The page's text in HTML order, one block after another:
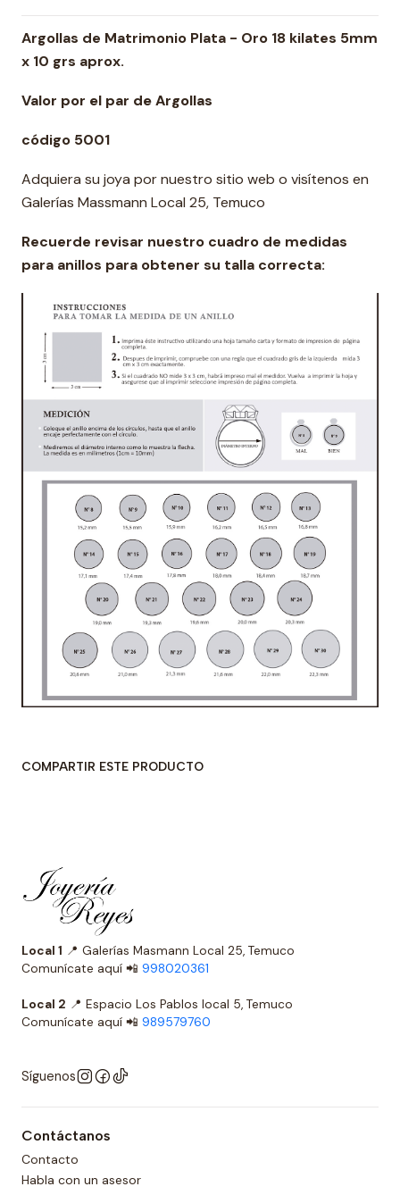
Argollas de Matrimonio Plata - Oro 18 kilates 5mm
x 10 grs aprox.
Valor por el par de Argollas
código 5001
Adquiera su joya por nuestro sitio web o visítenos en
Galerías Massmann Local 25, Temuco
Recuerde revisar nuestro cuadro de medidas
para anillos para obtener su talla correcta:
COMPARTIR ESTE PRODUCTO
Local 1 📍 Galerías Masmann Local 25, Temuco
Comunícate aquí 📲 998020361
Local 2 📍 Espacio Los Pablos local 5, Temuco
Comunícate aquí 📲 989579760
Síguenos
Contáctanos
Contacto
Habla con un asesor